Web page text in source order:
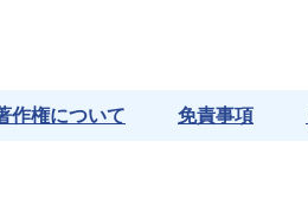
作権について 免責事項